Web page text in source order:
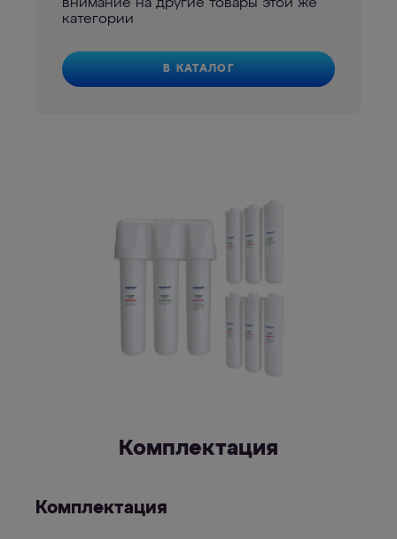
внимание на другие товары этой же
категории
В КАТАЛОГ
Комплектация
Комплектация